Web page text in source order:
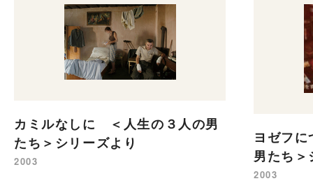
カミルなしに ＜人生の３人の男
たち＞シリーズより
2003
ヨゼフ
男たち
2003